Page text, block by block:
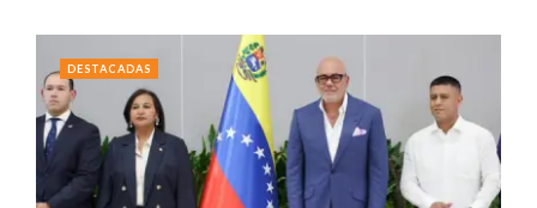
DESTACADAS